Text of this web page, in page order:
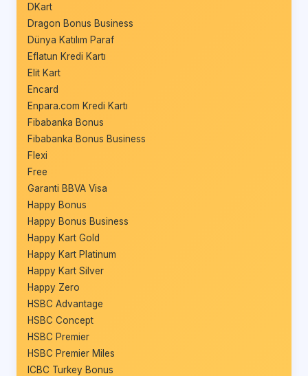
DKart
Dragon Bonus Business
Dünya Katılım Paraf
Eflatun Kredi Kartı
Elit Kart
Encard
Enpara.com Kredi Kartı
Fibabanka Bonus
Fibabanka Bonus Business
Flexi
Free
Garanti BBVA Visa
Happy Bonus
Happy Bonus Business
Happy Kart Gold
Happy Kart Platinum
Happy Kart Silver
Happy Zero
HSBC Advantage
HSBC Concept
HSBC Premier
HSBC Premier Miles
ICBC Turkey Bonus